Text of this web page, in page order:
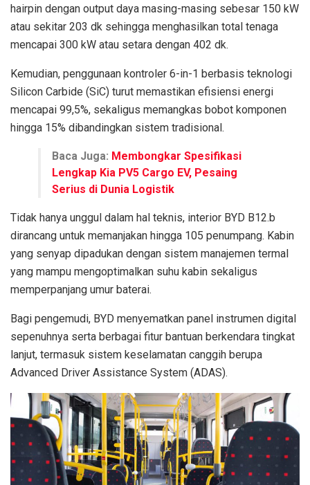
hairpin dengan output daya masing-masing sebesar 150 kW
atau sekitar 203 dk sehingga menghasilkan total tenaga
mencapai 300 kW atau setara dengan 402 dk.
Kemudian, penggunaan kontroler 6-in-1 berbasis teknologi
Silicon Carbide (SiC) turut memastikan efisiensi energi
mencapai 99,5%, sekaligus memangkas bobot komponen
hingga 15% dibandingkan sistem tradisional.
Baca Juga: Membongkar Spesifikasi
Lengkap Kia PV5 Cargo EV, Pesaing
Serius di Dunia Logistik
Tidak hanya unggul dalam hal teknis, interior BYD B12.b
dirancang untuk memanjakan hingga 105 penumpang. Kabin
yang senyap dipadukan dengan sistem manajemen termal
yang mampu mengoptimalkan suhu kabin sekaligus
memperpanjang umur baterai.
Bagi pengemudi, BYD menyematkan panel instrumen digital
sepenuhnya serta berbagai fitur bantuan berkendara tingkat
lanjut, termasuk sistem keselamatan canggih berupa
Advanced Driver Assistance System (ADAS).